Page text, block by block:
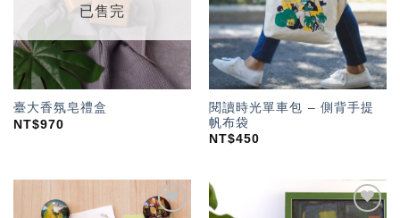
已售完
臺大香氛皂禮盒
NT$970
閱讀時光單車包 – 側背手提
帆布袋
NT$450